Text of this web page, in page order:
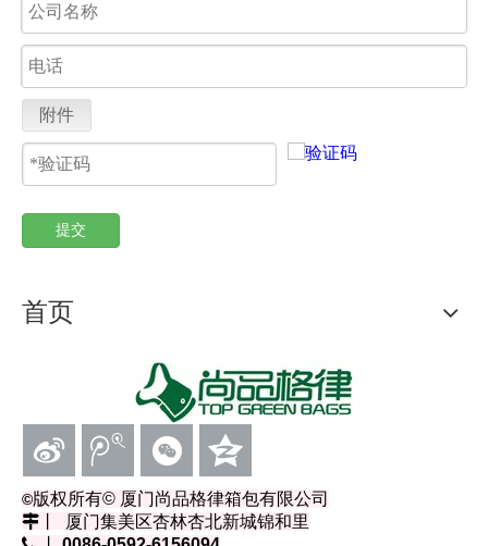
附件
提交
首页
©版权所有© 厦门尚品格律箱包有限公司
丨 厦门集美区杏林杏北新城锦和里